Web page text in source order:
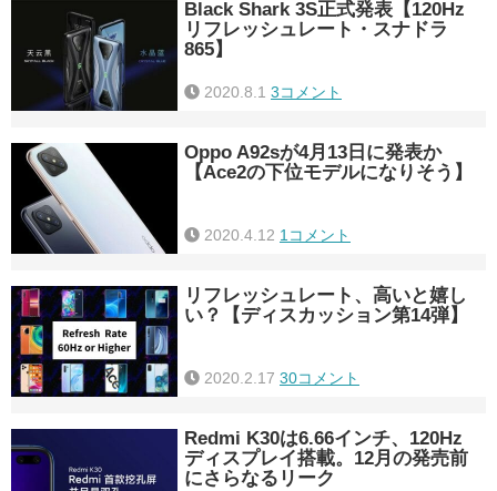
Black Shark 3S正式発表【120Hz
リフレッシュレート・スナドラ
865】
2020.8.1 3コメント
Oppo A92sが4月13日に発表か
【Ace2の下位モデルになりそう】
2020.4.12 1コメント
リフレッシュレート、高いと嬉し
い？【ディスカッション第14弾】
2020.2.17 30コメント
Redmi K30は6.66インチ、120Hz
ディスプレイ搭載。12月の発売前
にさらなるリーク